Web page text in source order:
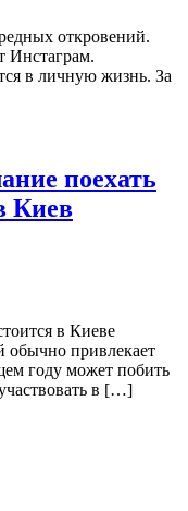
откровений.
Инстаграм.
в личную жизнь. За
поехать
Киев
в Киеве
обычно привлекает
году может побить
в […]